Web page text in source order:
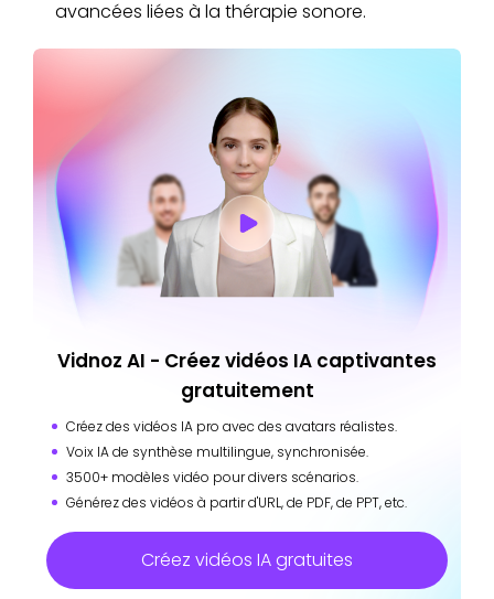
avancées liées à la thérapie sonore.
Vidnoz AI - Créez vidéos IA captivantes
gratuitement
Créez des vidéos IA pro avec des avatars réalistes.
Voix IA de synthèse multilingue, synchronisée.
3500+ modèles vidéo pour divers scénarios.
Générez des vidéos à partir d'URL, de PDF, de PPT, etc.
Créez vidéos IA gratuites